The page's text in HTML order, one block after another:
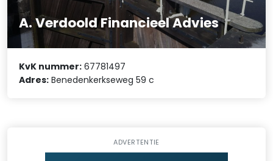
A. Verdoold Financieel Advies
KvK nummer: 67781497
Adres: Benedenkerkseweg 59 c
ADVERTENTIE